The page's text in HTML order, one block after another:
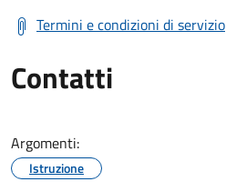
Termini e condizioni di servizio
Contatti
Argomenti:
Istruzione